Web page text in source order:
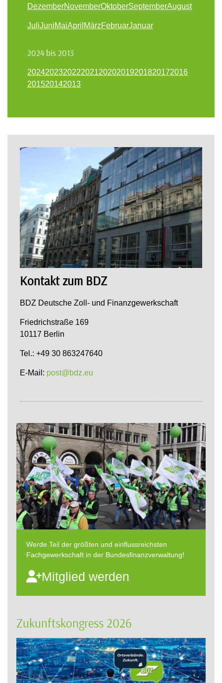
DezemberNovemberOktoberSeptemberAugust
JuliJuniMaiApril MärzFebruarJanuar
2024 bis 2013
202420232022202120202019201820172016
201520142013
Kontakt zum BDZ
BDZ Deutsche Zoll- und Finanzgewerkschaft
Friedrichstraße 169
10117 Berlin
Tel.: +49 30 863247640
E-Mail: post@bdz.eu
Werde Teil der größten und einflussreichsten
Fachgewerkschaft in der Bundesfinanzverwaltung!
Mitglied werden
Zukunftskongress 2026